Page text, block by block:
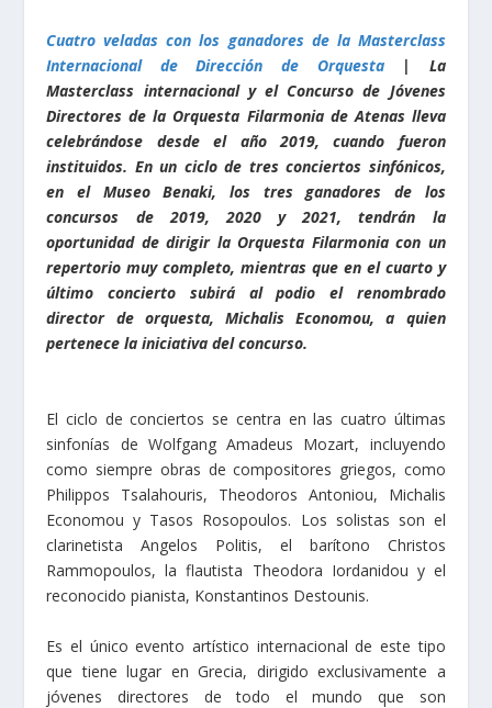
Cuatro veladas con los ganadores de la Masterclass
Internacional de Dirección de Orquesta| La
Masterclass internacional y el Concurso de Jóvenes
Directores de la Orquesta Filarmonia de Atenas lleva
celebrándose desde el año 2019, cuando fueron
instituidos. En un ciclo de tres conciertos sinfónicos,
en el Museo Benaki, los tres ganadores de los
concursos de 2019, 2020 y 2021, tendrán la
oportunidad de dirigir la Orquesta Filarmonia con un
repertorio muy completo, mientras que en el cuarto y
último concierto subirá al podio el renombrado
director de orquesta, Michalis Economou, a quien
pertenece la iniciativa del concurso.
El ciclo de conciertos se centra en las cuatro últimas
sinfonías de Wolfgang Amadeus Mozart, incluyendo
como siempre obras de compositores griegos, como
Philippos Tsalahouris, Theodoros Antoniou, Michalis
Economou y Tasos Rosopoulos. Los solistas son el
clarinetista Angelos Politis, el barítono Christos
Rammopoulos, la flautista Theodora Iordanidou y el
reconocido pianista, Konstantinos Destounis.
Es el único evento artístico internacional de este tipo
que tiene lugar en Grecia, dirigido exclusivamente a
jóvenes directores de todo el mundo que son